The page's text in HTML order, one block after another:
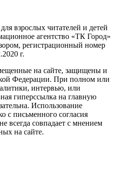
взрослых читателей и детей
агентство «ТК Город»
регистрационный номер
г.
на сайте, защищены и
Федерации. При полном или
интервью, или
гиперссылка на главную
Использование
с письменного согласия
всегда совпадает с мнением
на сайте.